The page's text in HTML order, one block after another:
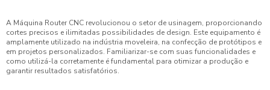
A Máquina Router CNC revolucionou o setor de usinagem, proporcionando
cortes precisos e ilimitadas possibilidades de design. Este equipamento é
amplamente utilizado na indústria moveleira, na confecção de protótipos e
em projetos personalizados. Familiarizar-se com suas funcionalidades e
como utilizá-la corretamente é fundamental para otimizar a produção e
garantir resultados satisfatórios.